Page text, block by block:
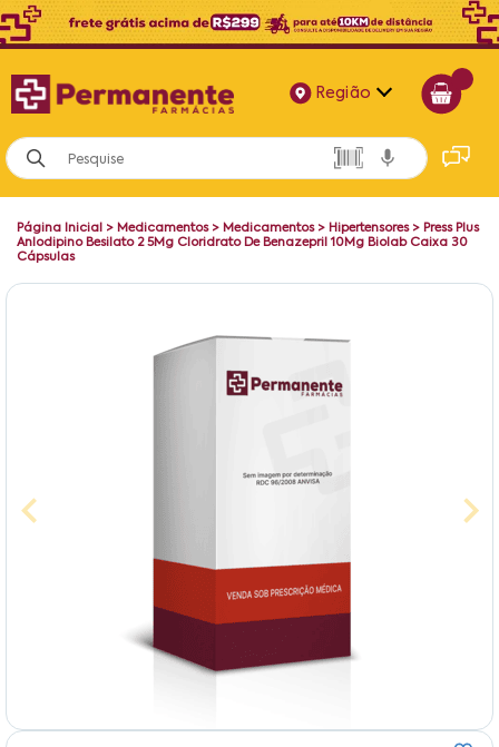
Região
Alagoas
Bahia
Paraíba
Pernambuco
Página Inicial > Medicamentos> Medicamentos> Hipertensores> Press Plus
Anlodipino Besilato 2 5Mg Cloridrato De Benazepril 10Mg Biolab Caixa 30
Cápsulas